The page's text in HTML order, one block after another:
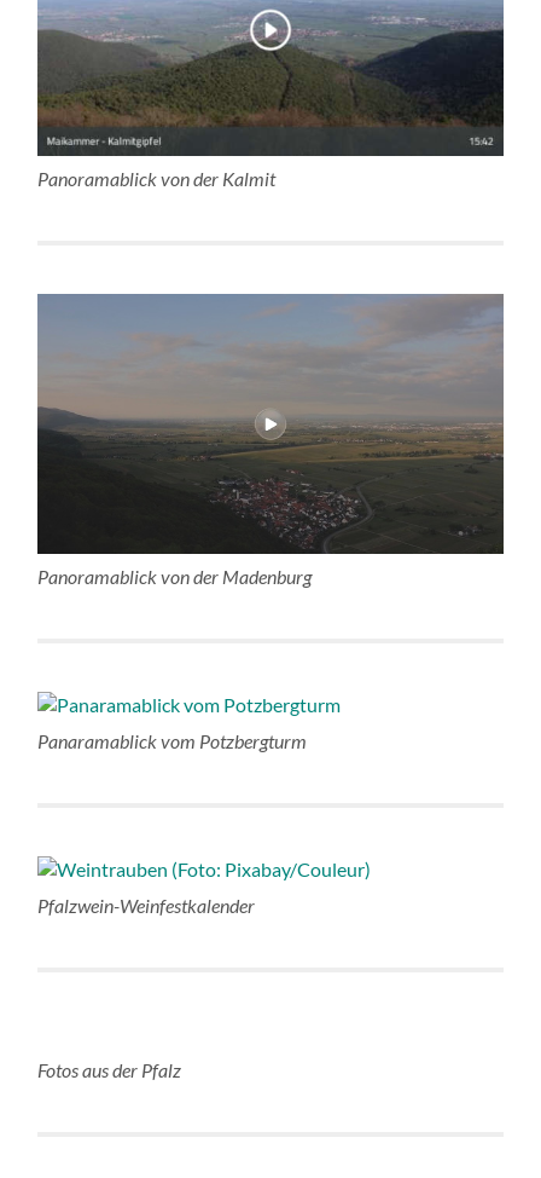
Panoramablick von der Kalmit
Panoramablick von der Madenburg
Panaramablick vom Potzbergturm
Pfalzwein-Weinfestkalender
Fotos aus der Pfalz